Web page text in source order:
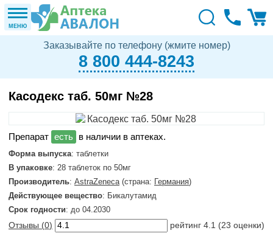
МЕНЮ
Заказывайте по телефону (жмите номер)
8 800 444-8243
Касодекс таб. 50мг №28
в наличии в аптеках.
Форма выпуска: таблетки
В упаковке: 28 таблеток по 50мг
Производитель: AstraZeneca(страна: Германия)
Действующее вещество: Бикалутамид
Срок годности: до 04.2030
Отзывы (0) рейтинг 4.1 (23 оценки)